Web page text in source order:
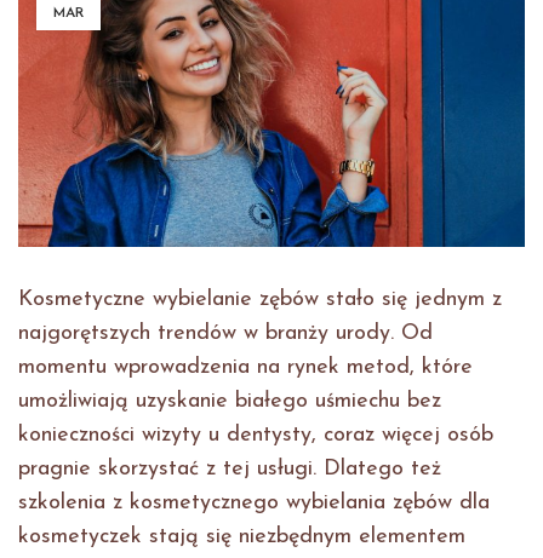
MAR
Kosmetyczne wybielanie zębów stało się jednym z
najgorętszych trendów w branży urody. Od
momentu wprowadzenia na rynek metod, które
umożliwiają uzyskanie białego uśmiechu bez
konieczności wizyty u dentysty, coraz więcej osób
pragnie skorzystać z tej usługi. Dlatego też
szkolenia z kosmetycznego wybielania zębów dla
kosmetyczek stają się niezbędnym elementem